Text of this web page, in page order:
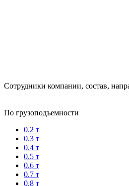
Сотрудники компании, состав,
По грузоподъемности
0.2 т
0.3 т
0.4 т
0.5 т
0.6 т
0.7 т
0.8 т